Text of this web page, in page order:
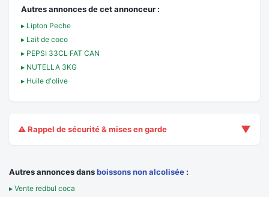
Autres annonces de cet annonceur :
▸ Lipton Peche
▸ Lait de coco
▸ PEPSI 33CL FAT CAN
▸ NUTELLA 3KG
▸ Huile d'olive
⚠️ Rappel de sécurité & mises en garde ▼
Autres annonces dansboissons non alcolisée :
▸ Vente redbul coca